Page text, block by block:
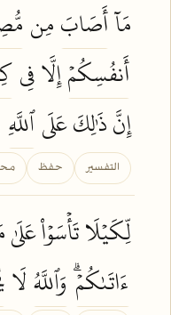
مَآأَصَابَمِن
أَنفُسِكُمۡإِلَّا فِي
إِنَّ ذَٰلِكَ عَلَىٱللَّهِ
التفسير حفظ
لِّكَيۡلَا تَأۡسَوۡاْ عَلَىٰ
ءَاتَىٰكُمۡۗ وَٱللَّهُلَا